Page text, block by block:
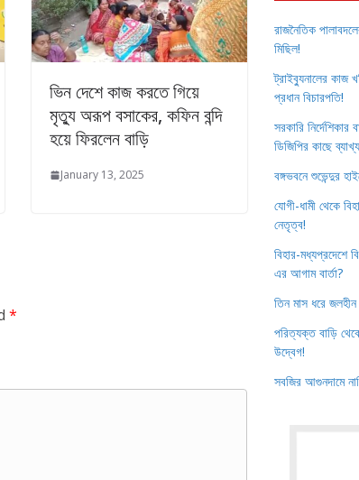
ভিন দেশে কাজ করতে গিয়ে
মৃত্যু অরূপ বসাকের, কফিন বন্দি
হয়ে ফিরলেন বাড়ি
January 13, 2025
*
রাজনৈতিক
মিছিল!
ট্রাইব্যুনালের কাজ
প্রধান বিচারপতি!
সরকারি
ডিজিপির কাছে
বঙ্গভবনে শুভেন্দুর
যোগী-ধামী থেকে
নেতৃত্ব!
বিহার-মধ্যপ্রদেশে
এর আগাম বার্তা?
তিন মাস ধরে
পরিত্যক্ত বাড়ি
উদ্বেগ!
সবজির আগুনদামে